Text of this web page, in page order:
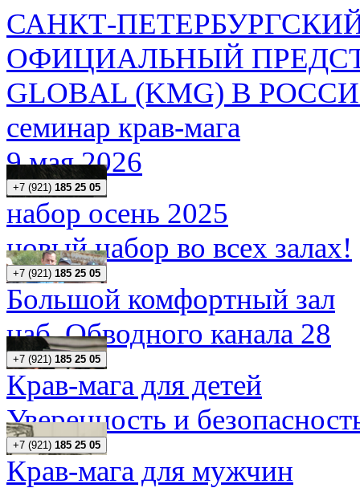
САНКТ-
ОФИЦИАЛЬНЫЙ
GLOBAL (KMG) В
семинар крав-мага
9 мая 2026
+7 (921) 185 25 05
набор осень 2025
новый набор во всех залах!
+7 (921) 185 25 05
Большой комфортный зал
наб. Обводного канала 28
+7 (921) 185 25 05
Крав-мага для детей
Уверенность и
+7 (921) 185 25 05
Крав-мага для мужчин